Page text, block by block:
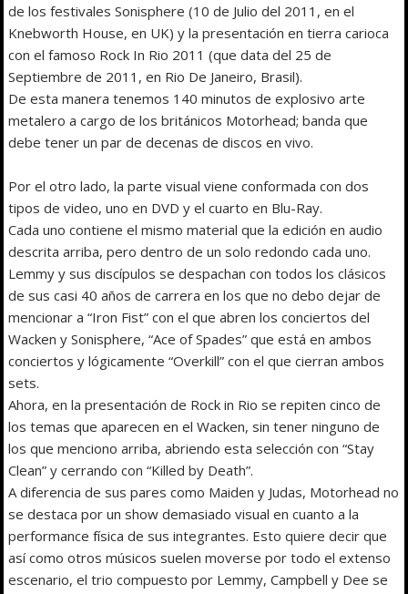
de los festivales Sonisphere (10 de Julio del 2011, en el
Knebworth House, en UK) y la presentación en tierra carioca
con el famoso Rock In Rio 2011 (que data del 25 de
Septiembre de 2011, en Rio De Janeiro, Brasil).
De esta manera tenemos 140 minutos de explosivo arte
metalero a cargo de los británicos Motorhead; banda que
debe tener un par de decenas de discos en vivo.
Por el otro lado, la parte visual viene conformada con dos
tipos de video, uno en DVD y el cuarto en Blu-Ray.
Cada uno contiene el mismo material que la edición en audio
descrita arriba, pero dentro de un solo redondo cada uno.
Lemmy y sus discípulos se despachan con todos los clásicos
de sus casi 40 años de carrera en los que no debo dejar de
mencionar a “Iron Fist” con el que abren los conciertos del
Wacken y Sonisphere, “Ace of Spades” que está en ambos
conciertos y lógicamente “Overkill” con el que cierran ambos
sets.
Ahora, en la presentación de Rock in Rio se repiten cinco de
los temas que aparecen en el Wacken, sin tener ninguno de
los que menciono arriba, abriendo esta selección con “Stay
Clean” y cerrando con “Killed by Death”.
A diferencia de sus pares como Maiden y Judas, Motorhead no
se destaca por un show demasiado visual en cuanto a la
performance física de sus integrantes. Esto quiere decir que
así como otros músicos suelen moverse por todo el extenso
escenario, el trio compuesto por Lemmy, Campbell y Dee se